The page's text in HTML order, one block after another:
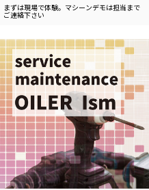
まずは現場で体験。 マシーンデモは担当まで
ご連絡下さい